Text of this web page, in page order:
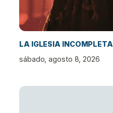
LA IGLESIA INCOMPLETA
sábado, agosto 8, 2026